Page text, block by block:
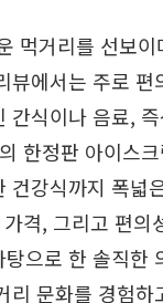
먹거리를 선보
뷰에서는 주로 편
식이나 음료,
한정판 아이스
건강식까지 폭넓
격, 그리고 편의
으로 한 솔직한
문화를 경험하